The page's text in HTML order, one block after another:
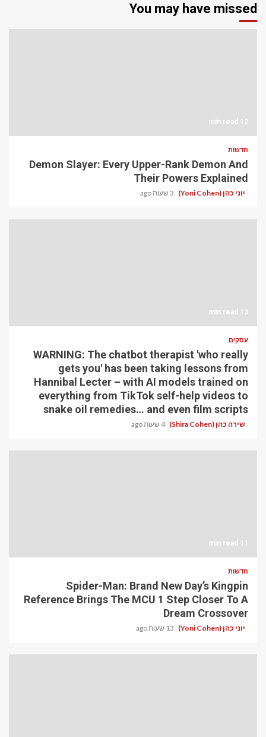
You may have missed
12 min read
חדשות
Demon Slayer: Every Upper-Rank Demon And
Their Powers Explained
יוני כהן (Yoni Cohen) 3 שעות ago
13 min read
עסקים
WARNING: The chatbot therapist 'who really
gets you' has been taking lessons from
Hannibal Lecter – with AI models trained on
everything from TikTok self-help videos to
snake oil remedies… and even film scripts
שירה כהן (Shira Cohen) 4 שעות ago
11 min read
חדשות
Spider-Man: Brand New Day’s Kingpin
Reference Brings The MCU 1 Step Closer To A
Dream Crossover
יוני כהן (Yoni Cohen) 13 שעות ago